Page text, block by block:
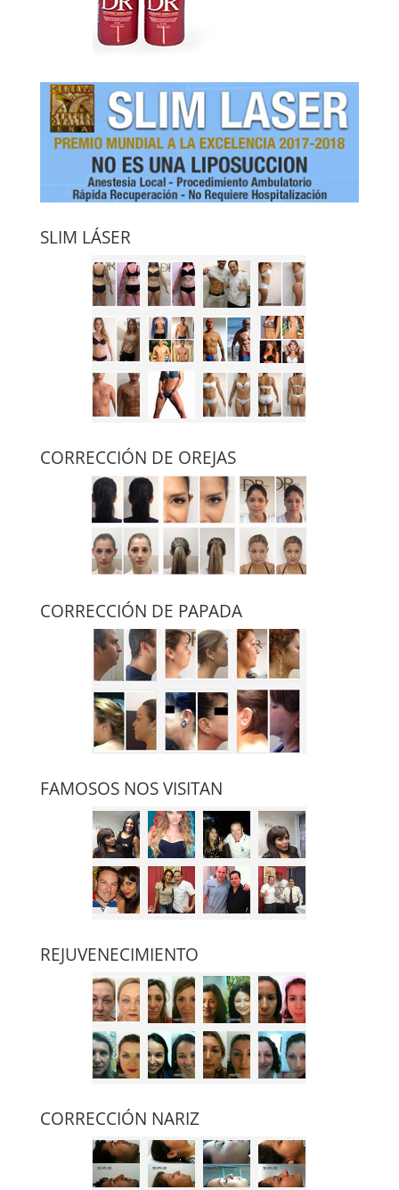
SLIM LÁSER
CORRECCIÓN DE OREJAS
CORRECCIÓN DE PAPADA
FAMOSOS NOS VISITAN
REJUVENECIMIENTO
CORRECCIÓN NARIZ